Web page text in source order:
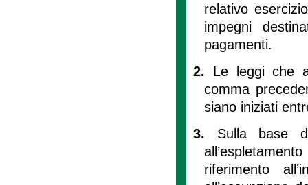
relativo
impegni
pagamenti.
2. Le leggi che
comma
siano iniziati
3. Sulla base
riferimento